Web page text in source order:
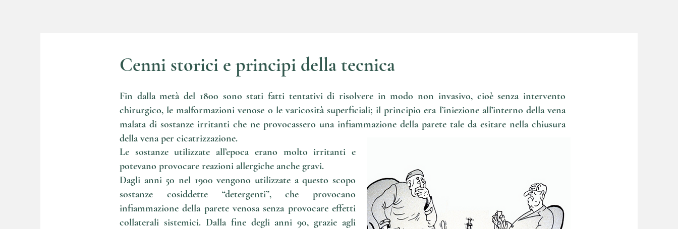
Cenni storici e principi della tecnica
Le sostanze utilizzate all’epoca erano molto irritanti e
potevano provocare reazioni allergiche anche gravi.
Dagli anni 50 nel 1900 vengono utilizzate a questo scopo
sostanze cosiddette “detergenti”, che provocano
infiammazione della parete venosa senza provocare effetti
collaterali sistemici. Dalla fine degli anni 90, grazie agli
Fin dalla metà del 1800 sono stati fatti tentativi di risolvere in modo non invasivo, cioè senza intervento
chirurgico, le malformazioni venose o le varicosità superficiali; il principio era l’iniezione all’interno della vena
malata di sostanze irritanti che ne provocassero una infiammazione della parete tale da esitare nella chiusura
della vena per cicatrizzazione.